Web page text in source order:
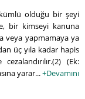
olduğu bir şeyi
bir kimseyi kanuna
veya yapmamaya ya
üç yıla kadar hapis
(Ek:
yarar...+Devamını